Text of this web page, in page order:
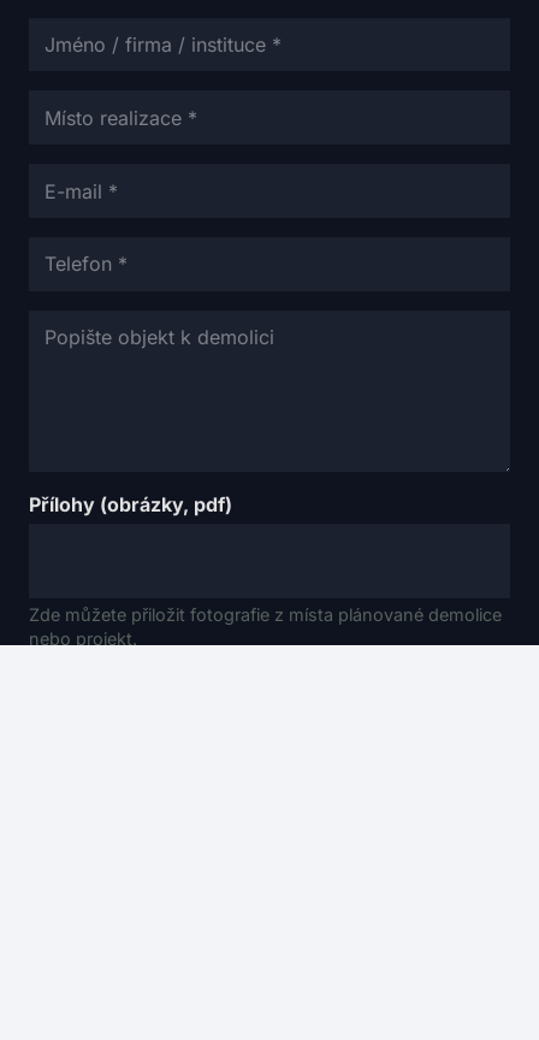
Přílohy (obrázky, pdf)
Zde můžete přiložit fotografie z místa plánované demolice
nebo projekt.